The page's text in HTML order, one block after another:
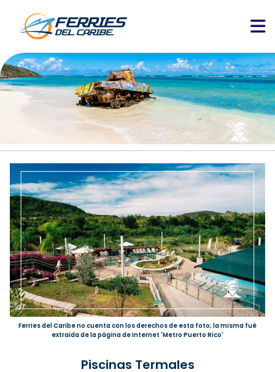
Ferries del Caribe no cuenta con los derechos de esta foto; la misma fué
extraida de la página de Internet 'Metro Puerto Rico'
Piscinas Termales